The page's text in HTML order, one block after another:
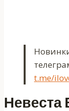
t.me/
Невеста